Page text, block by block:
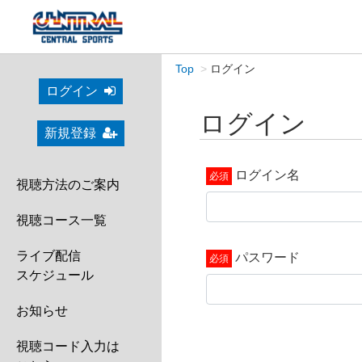
ログイン
新規登録
視聴方法のご案内
視聴コース一覧
ライブ配信
スケジュール
お知らせ
視聴コード入力は
Top ログイン
ログイン
ログイン名
パスワード